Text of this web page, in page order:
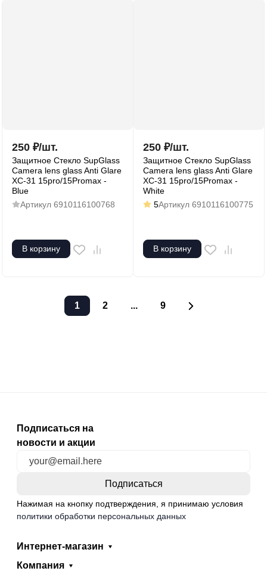
250 ₽/шт.
Защитное Стекло SupGlass
Camera lens glass Anti Glare
XC-31 15pro/15Promax -
Blue
Артикул 6910116100768
В корзину
250 ₽/шт.
Защитное Стекло SupGlass
Camera lens glass Anti Glare
XC-31 15pro/15Promax -
White
5Артикул 6910116100775
В корзину
1 2 ... 9
Подписаться на
новости и акции
Нажимая на кнопку подтверждения, я принимаю условия
политики обработки персональных данных
Интернет-магазин
Компания